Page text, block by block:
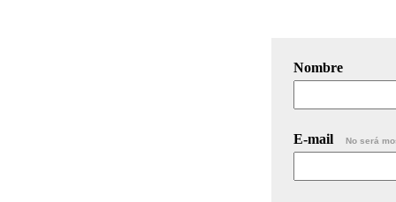
Nombre
E-mail No será